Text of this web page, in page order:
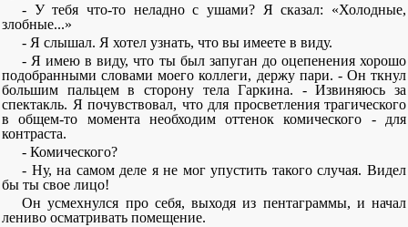
- У тебя что-то неладно с ушами? Я сказал: «Холодные,
злобные...»
- Я слышал. Я хотел узнать, что вы имеете в виду.
- Я имею в виду, что ты был запуган до оцепенения хорошо
подобранными словами моего коллеги, держу пари. - Он ткнул
большим пальцем в сторону тела Гаркина. - Извиняюсь за
спектакль. Я почувствовал, что для просветления трагического
в общем-то момента необходим оттенок комического - для
контраста.
- Комического?
- Ну, на самом деле я не мог упустить такого случая. Видел
бы ты свое лицо!
Он усмехнулся про себя, выходя из пентаграммы, и начал
лениво осматривать помещение.